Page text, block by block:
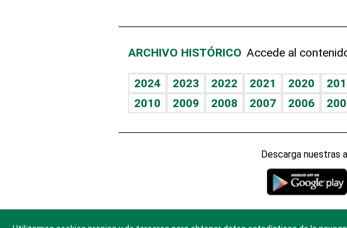
ARCHIVO HISTÓRICO Accede al
2024 2023 2022 2021 2020
2010
2009 2008 2007 2006
Descarga nuestras